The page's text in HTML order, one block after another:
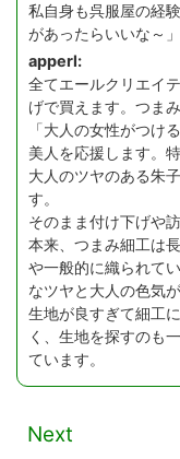
私自身も呉服屋の経
があったらいいな～
apperl:
全てエールクリエイ
げで買えます。つま
「大人の女性がつけ
美人を応援します。
大人のツヤのある朱
す。
そのまま付け下げや
本来、つまみ細工は
や一般的に織られて
なツヤと大人の色気
生地が良すぎて細工
く、生地を探すのも
ています。
Next